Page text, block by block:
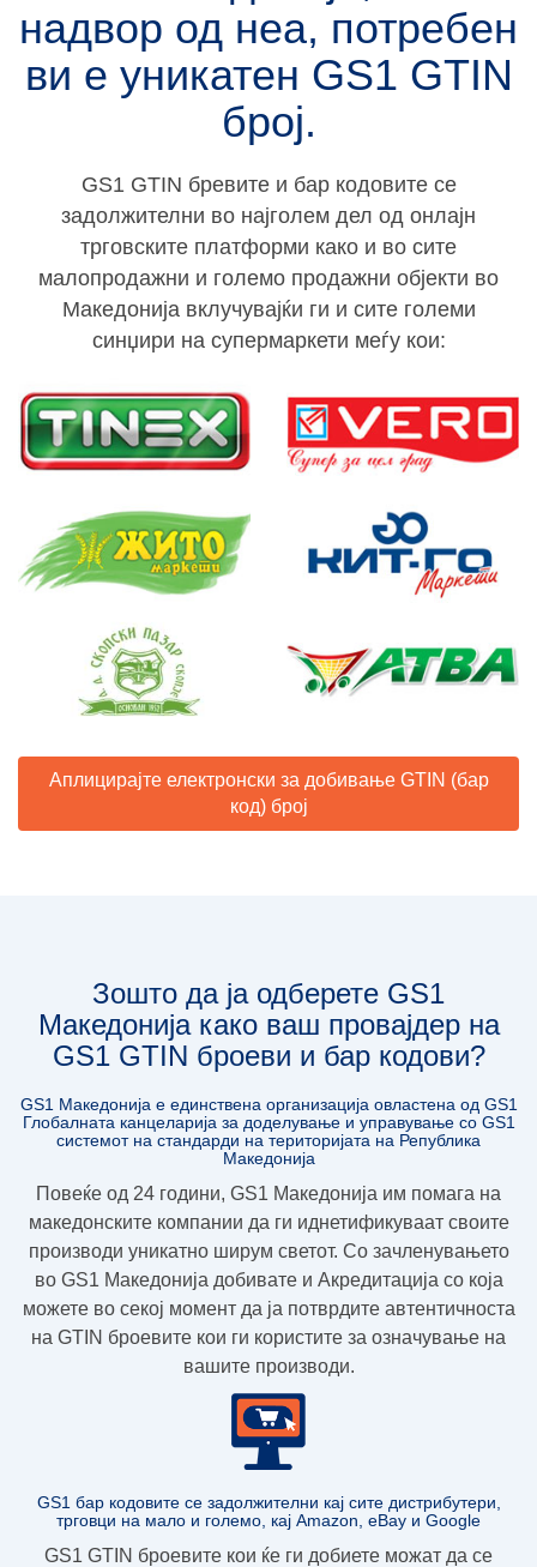
надвор од неа, потребен
ви е уникатен GS1 GTIN
број.
GS1 GTIN бревите и бар кодовите се
задолжителни во најголем дел од онлајн
трговските платформи како и во сите
малопродажни и големо продажни објекти во
Македонија вклучувајќи ги и сите големи
синџири на супермаркети меѓу кои:
Аплицирајте електронски за добивање GTIN (бар
код) број
Зошто да ја одберете GS1
Македонија како ваш провајдер на
GS1 GTIN броеви и бар кодови?
GS1 Македонија е единствена организација овлaстена од GS1
Глобалната канцеларија за доделување и управување со GS1
системот на стандарди на територијата на Република
Македонија
Повеќе од 24 години, GS1 Македoнија им помага на
македонските компании да ги иднетификуваат своите
производи уникатно ширум светот. Со зачленувањето
во GS1 Македонија добивате и Акредитација со која
можете во секој момент да ја потврдите автентичноста
на GTIN броевите кои ги користите за означување на
вашите производи.
GS1 бар кодовите се задолжителни кај сите дистрибутери,
трговци на мало и големо, кај Amazon, eBay и Google
GS1 GTIN броевите кои ќе ги добиете можат да се